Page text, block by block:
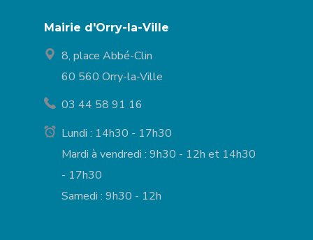
Mairie d'Orry-la-Ville
8, place Abbé-Clin
60 560 Orry-la-Ville
03 44 58 91 16
Lundi : 14h30 - 17h30
Mardi à vendredi : 9h30 - 12h et 14h30
- 17h30
Samedi : 9h30 - 12h